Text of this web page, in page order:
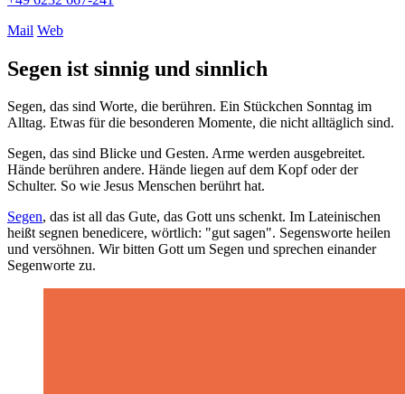
Mail Web
Segen ist sinnig und sinnlich
Segen, das sind Worte, die berühren. Ein Stückchen Sonntag im
Alltag. Etwas für die besonderen Momente, die nicht alltäglich sind.
Segen, das sind Blicke und Gesten. Arme werden ausgebreitet.
Hände berühren andere. Hände liegen auf dem Kopf oder der
Schulter. So wie Jesus Menschen berührt hat.
Segen, das ist all das Gute, das Gott uns schenkt. Im Lateinischen
heißt segnen benedicere, wörtlich: "gut sagen". Segensworte heilen
und versöhnen. Wir bitten Gott um Segen und sprechen einander
Segenworte zu.